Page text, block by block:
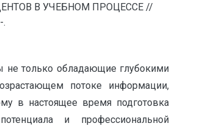
В УЧЕБНОМ ПРОЦЕССЕ //
.
не только обладающие глубокими
потоке информации,
в настоящее время подготовка
и профессиональной